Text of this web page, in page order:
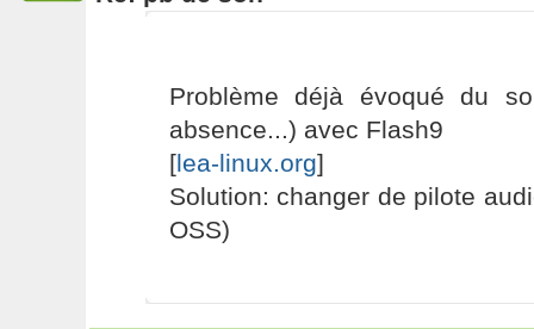
Problème déjà évoqué du
absence...) avec Flash9
[lea-linux.org]
Solution: changer de pilote
OSS)